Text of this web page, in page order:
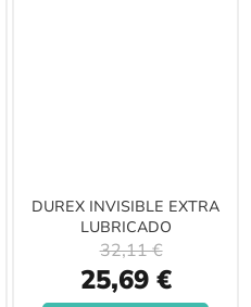
DUREX INVISIBLE EXTRA
LUBRICADO
Special
Price
25,69 €
32,11 €